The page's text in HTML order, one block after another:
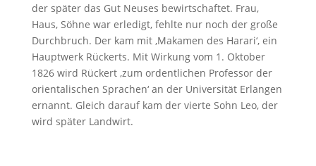
der später das Gut Neuses bewirtschaftet. Frau,
Haus, Söhne war erledigt, fehlte nur noch der große
Durchbruch. Der kam mit ‚Makamen des Harari‘, ein
Hauptwerk Rückerts. Mit Wirkung vom 1. Oktober
1826 wird Rückert ‚zum ordentlichen Professor der
orientalischen Sprachen‘ an der Universität Erlangen
ernannt. Gleich darauf kam der vierte Sohn Leo, der
wird später Landwirt.